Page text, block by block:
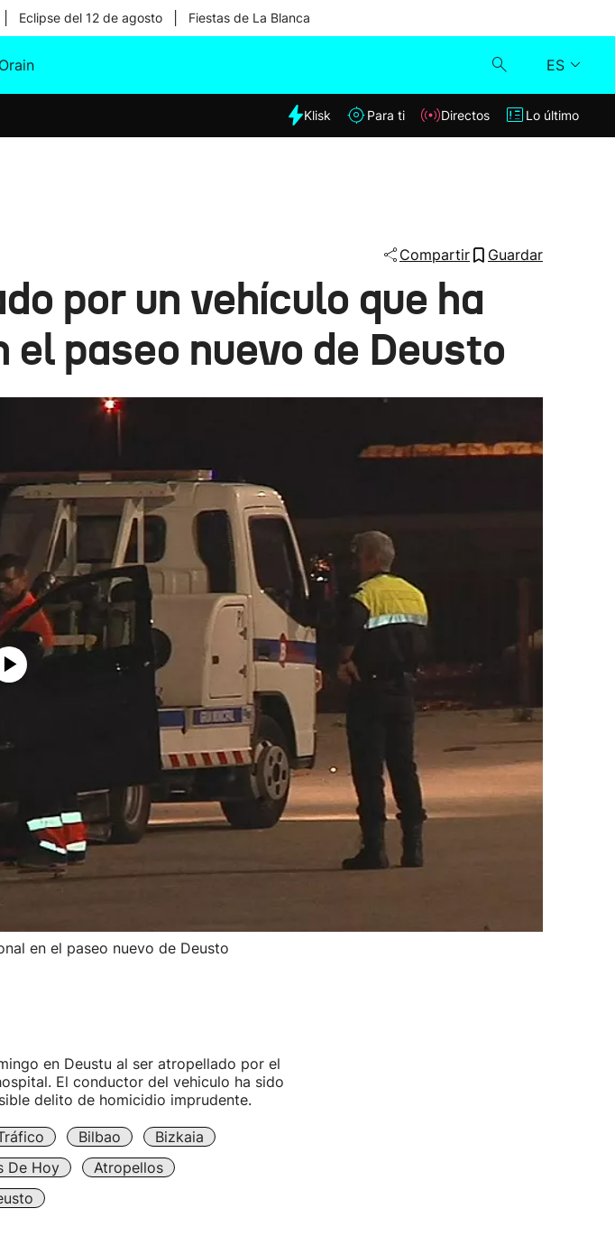
Eclipse del 12 de agosto Fiestas de La Blanca
ES
Klisk
Klisk Para ti Directos Lo último
Compartir Guardar
por un vehículo que ha
paseo nuevo de Deusto
en el paseo nuevo de Deusto
en Deustu al ser atropellado por el
El conductor del vehiculo ha sido
delito de homicidio imprudente.
Bilbao
Bizkaia
De Hoy
Atropellos